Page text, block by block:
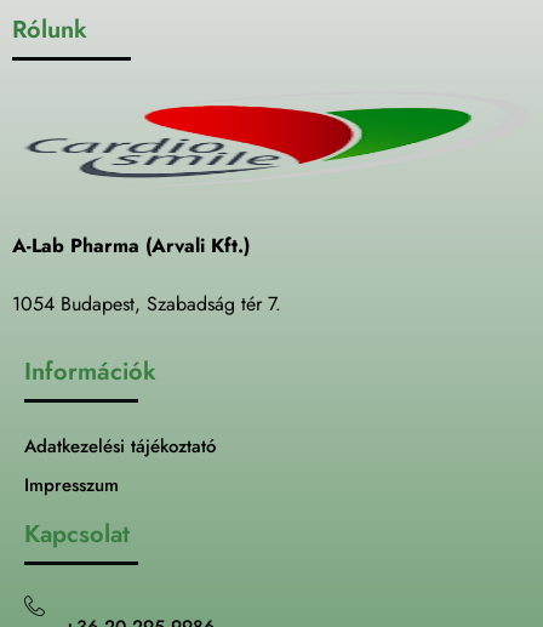
Rólunk
A-Lab Pharma (Arvali Kft.)
1054 Budapest, Szabadság tér 7.
Információk
Adatkezelési tájékoztató
Impresszum
Kapcsolat